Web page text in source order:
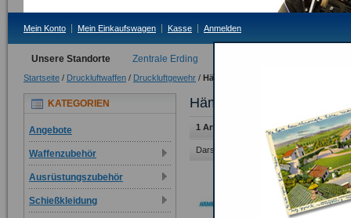
Mein Konto Mein Einkaufswagen Kasse Anmelden
Unsere Standorte Zentrale Erding
Startseite / Druckluftwaffen / Druckluftgewehr / Hämmerli
Hämmerli
1 Artikel
Darstellung als: Raster Liste
KATEGORIEN
Angebote
Waffenzubehör
Ausrüstungszubehör
Schießkleidung